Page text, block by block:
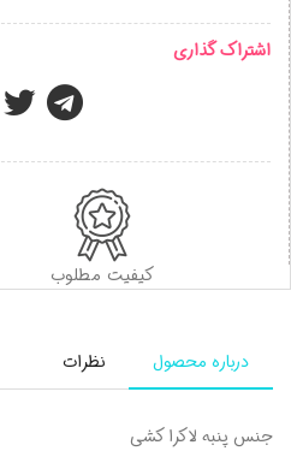
اشتراک گذاری
کیفیت مطلوب
درباره محصول نظرات
جنس پنبه لاکرا کشی